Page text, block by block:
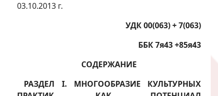
03.10.2013 г.
УДК 00(063) + 7(063)
ББК 7я43 +85я43
СОДЕРЖАНИЕ
РАЗДЕЛ I. МНОГООБРАЗИЕ КУЛЬТУРНЫХ